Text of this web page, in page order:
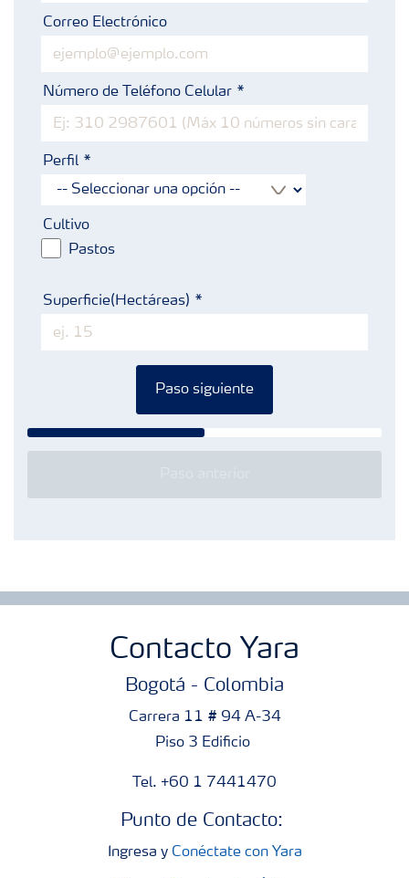
Correo Electrónico
Número de Teléfono Celular
Perfil
Cultivo
Pastos
Superficie(Hectáreas)
Paso siguiente
Contacto Yara
Bogotá - Colombia
Carrera 11 # 94 A-34
Piso 3 Edificio
Tel. +60 1 7441470
Punto de Contacto:
Ingresa y Conéctate con Yara